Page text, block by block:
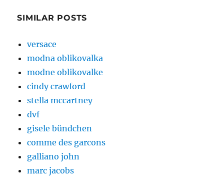
SIMILAR POSTS
versace
modna oblikovalka
modne oblikovalke
cindy crawford
stella mccartney
dvf
gisele bündchen
comme des garcons
galliano john
marc jacobs